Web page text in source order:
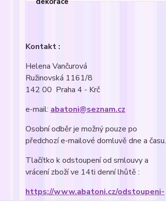
Kontakt :
Helena Vančurová
Ružinovská 1161/8
142 00 Praha 4 - Krč
e-mail: abatoni@seznam.cz
Osobní odběr je možný pouze po
předchozí e-mailové domluvě dne a času.
Tlačítko k odstoupení od smlouvy a
vrácení zboží ve 14ti denní lhůtě :
https://www.abatoni.cz/odstoupeni-